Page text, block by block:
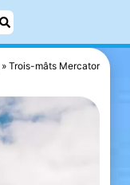
Trois-mâts Mercator